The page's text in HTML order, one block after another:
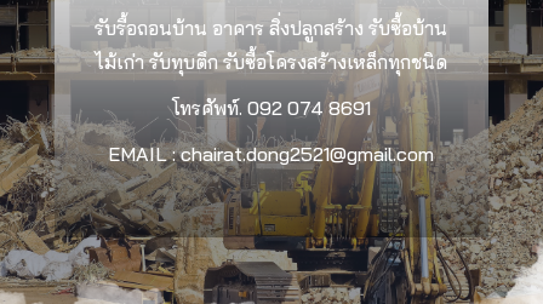
รับรื้อถอนบ้าน อาคาร สิ่งปลูกสร้าง รับซื้อบ้าน
ไม้เก่า รับทุบตึก รับซื้อโครงสร้างเหล็กทุกชนิด
โทรศัพท์. 092 074 8691
EMAIL : chairat.dong2521@gmail.com